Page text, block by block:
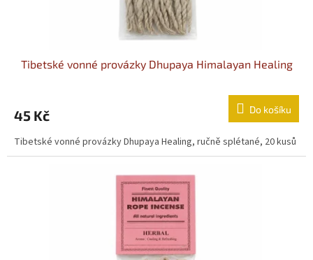
Tibetské vonné provázky Dhupaya Himalayan Healing
45 Kč Do košíku
Tibetské vonné provázky Dhupaya Healing, ručně splétané, 20 kusů